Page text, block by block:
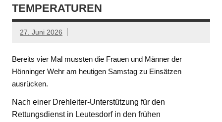
TEMPERATUREN
27. Juni 2026
Bereits vier Mal mussten die Frauen und Männer der
Hönninger Wehr am heutigen Samstag zu Einsätzen
ausrücken.
Nach einer Drehleiter-Unterstützung für den
Rettungsdienst in Leutesdorf in den frühen